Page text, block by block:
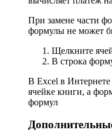
При замене части
формулы не может
Щелкните
В строка
В Excel в Интернете
ячейке книги, а
формул